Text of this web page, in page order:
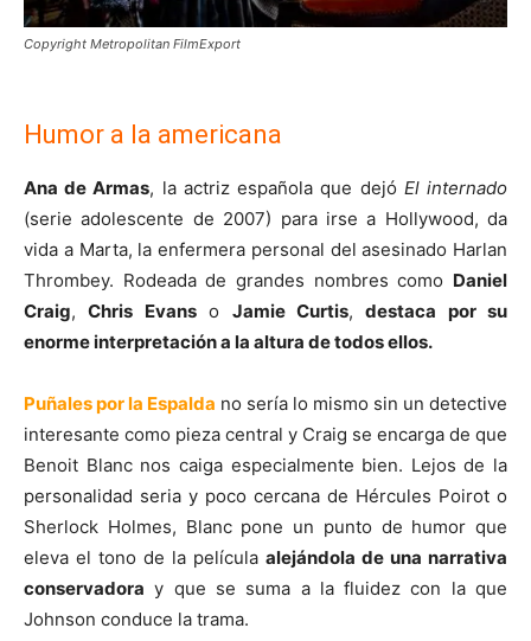
Copyright Metropolitan FilmExport
Humor a la americana
Ana de Armas, la actriz española que dejó El internado
(serie adolescente de 2007) para irse a Hollywood, da
vida a Marta, la enfermera personal del asesinado Harlan
Thrombey. Rodeada de grandes nombres como Daniel
Craig,Chris Evanso Jamie Curtis,destaca por su
enorme interpretación a la altura de todos ellos.
Puñales por la Espalda no sería lo mismo sin un detective
interesante como pieza central y Craig se encarga de que
Benoit Blanc nos caiga especialmente bien. Lejos de la
personalidad seria y poco cercana de Hércules Poirot o
Sherlock Holmes, Blanc pone un punto de humor que
eleva el tono de la película alejándola de una narrativa
conservadora y que se suma a la fluidez con la que
Johnson conduce la trama.